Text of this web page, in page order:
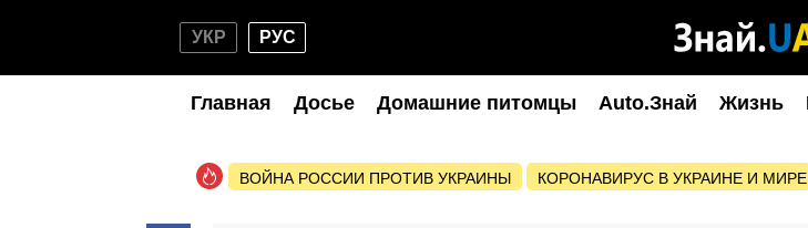
УКР РУС
Главная Досье Домашние питомцы Auto.Знай Жизнь
ВОЙНА РОССИИ ПРОТИВ УКРАИНЫ КОРОНАВИРУС В УКРАИНЕ И МИРЕ